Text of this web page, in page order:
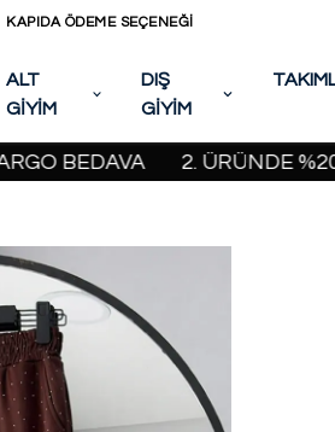
KAPIDA ÖDEME SEÇENEĞİ
ALT
GİYİM
DIŞ
GİYİM
2. ÜRÜNDE %20